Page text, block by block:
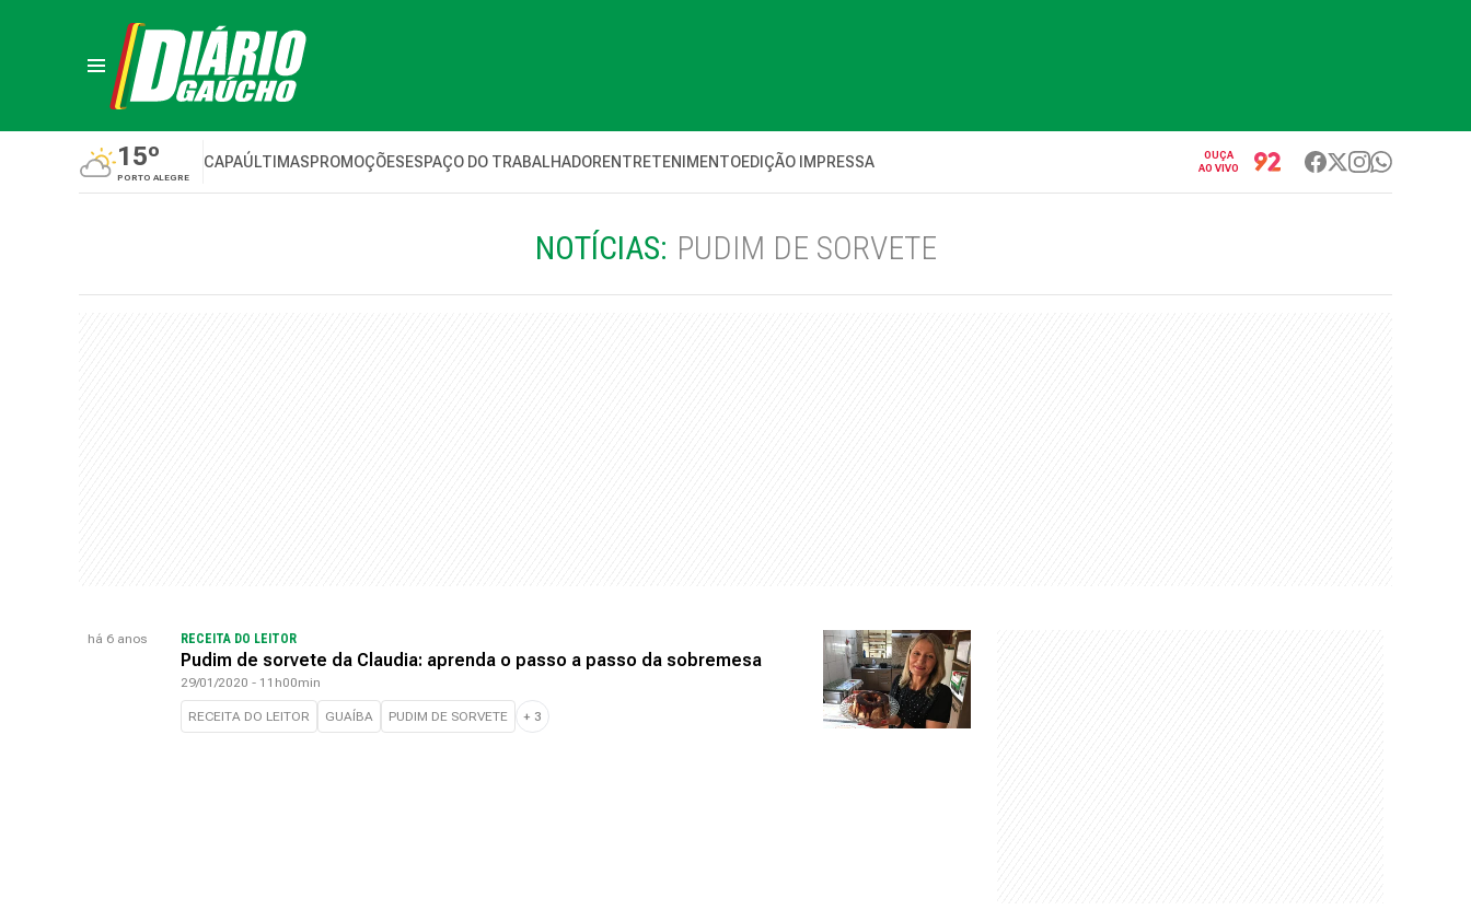
15º
PORTO ALEGRE
CAPAÚLTIMASPROMOÇÕESESPAÇO DO TRABALHADORENTRETENIMENTOEDIÇÃO IMPRESSA
OUÇA
AO VIVO
NOTÍCIAS: PUDIM DE SORVETE
há 6 anos RECEITA DO LEITOR
Pudim de sorvete da Claudia: aprenda o passo a passo da sobremesa
29/01/2020 - 11h00min
RECEITA DO LEITOR GUAÍBA PUDIM DE SORVETE + 3